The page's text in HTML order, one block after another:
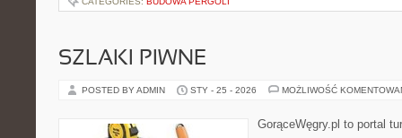
SZLAKI PIWNE
POSTED BY ADMIN STY - 25 - 2026 MOŻLIWOŚĆ
GorąceWęgry.pl to portal